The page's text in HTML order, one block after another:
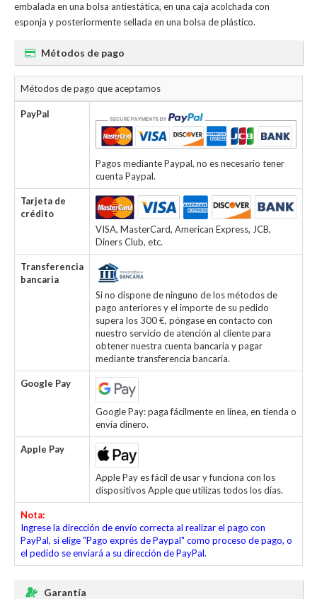
embalada en una bolsa antiestática, en una caja acolchada con
esponja y posteriormente sellada en una bolsa de plástico.
Métodos de pago
Métodos de pago que aceptamos
PayPal
Pagos mediante Paypal, no es necesario tener
cuenta Paypal.
Tarjeta de
crédito
VISA, MasterCard, American Express, JCB,
Diners Club, etc.
Transferencia
bancaria
Si no dispone de ninguno de los métodos de
pago anteriores y el importe de su pedido
supera los 300 €, póngase en contacto con
nuestro servicio de atención al cliente para
obtener nuestra cuenta bancaria y pagar
mediante transferencia bancaria.
Google Pay
Google Pay: paga fácilmente en línea, en tienda o
envía dinero.
Apple Pay
Apple Pay es fácil de usar y funciona con los
dispositivos Apple que utilizas todos los días.
Nota:
Ingrese la dirección de envío correcta al realizar el pago con
PayPal, si elige "Pago exprés de Paypal" como proceso de pago, o
el pedido se enviará a su dirección de PayPal.
Garantía